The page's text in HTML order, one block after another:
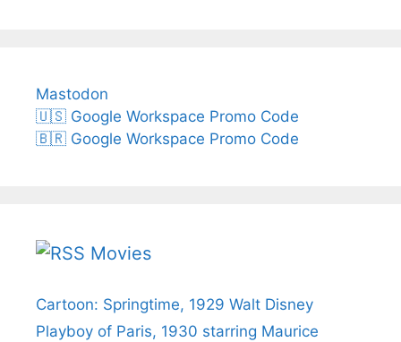
Mastodon
🇺🇸 Google Workspace Promo Code
🇧🇷 Google Workspace Promo Code
Movies
Cartoon: Springtime, 1929 Walt Disney
Playboy of Paris, 1930 starring Maurice